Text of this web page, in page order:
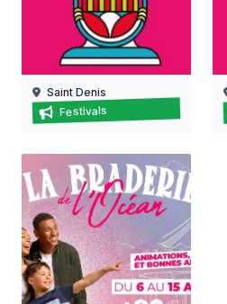
Il était une fois… les
03/07/2026 au
Saint Denis
Festivals